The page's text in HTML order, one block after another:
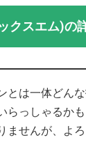
クスエム)の
とは一体どん
らっしゃるか
ませんが、よ